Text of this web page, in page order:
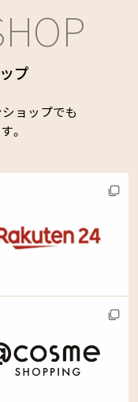
プ
ョップでも
。